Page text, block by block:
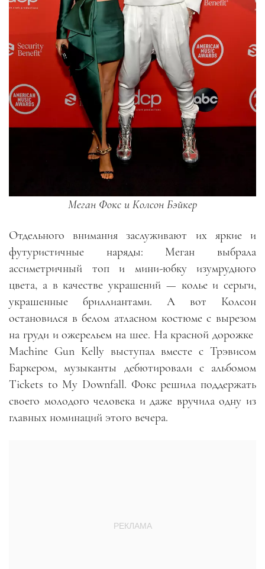
Меган Фокс и Колсон Бэйкер
Отдельного внимания заслуживают их яркие и
футуристичные наряды: Меган выбрала
ассиметричный топ и мини-юбку изумрудного
цвета, а в качестве украшений — колье и серьги,
украшенные бриллиантами. А вот Колсон
остановился в белом атласном костюме с вырезом
на груди и ожерельем на шее. На красной дорожке
Machine Gun Kelly выступал вместе с Трэвисом
Баркером, музыканты дебютировали с альбомом
Tickets to My Downfall. Фокс решила поддержать
своего молодого человека и даже вручила одну из
главных номинаций этого вечера.